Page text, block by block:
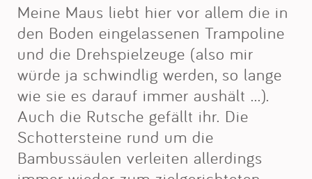
Meine Maus liebt hier vor allem die in
den Boden eingelassenen Trampoline
und die Drehspielzeuge (also mir
würde ja schwindlig werden, so lange
wie sie es darauf immer aushält ...).
Auch die Rutsche gefällt ihr. Die
Schottersteine rund um die
Bambussäulen verleiten allerdings